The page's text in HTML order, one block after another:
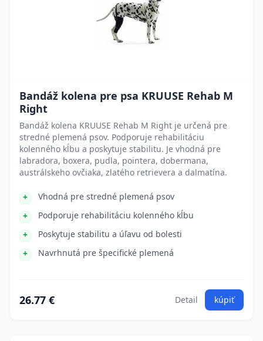
Bandáž kolena pre psa KRUUSE Rehab M
Right
Bandáž kolena KRUUSE Rehab M Right je určená pre
stredné plemená psov. Podporuje rehabilitáciu
kolenného kĺbu a poskytuje stabilitu. Je vhodná pre
labradora, boxera, pudla, pointera, dobermana,
austrálskeho ovčiaka, zlatého retrievera a dalmatína.
Vhodná pre stredné plemená psov
Podporuje rehabilitáciu kolenného kĺbu
Poskytuje stabilitu a úľavu od bolesti
Navrhnutá pre špecifické plemená
26.77 € Detail kúpiť